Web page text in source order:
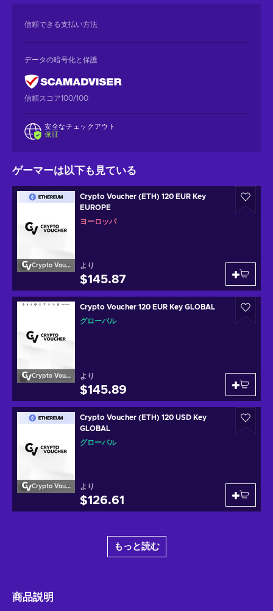
信頼できる支払い方法
データの暗号化と保護
信頼スコア100/100
安全なチェックアウト
保証
ゲーマーは以下も見ている
Crypto Voucher
Crypto Voucher (ETH) 120 EUR Key
EUROPE
ヨーロッパ
より
$145.87
Crypto Voucher
Crypto Voucher 120 EUR Key GLOBAL
グローバル
より
$145.89
Crypto Voucher
Crypto Voucher (ETH) 120 USD Key
GLOBAL
グローバル
より
$126.61
もっと読む
商品説明